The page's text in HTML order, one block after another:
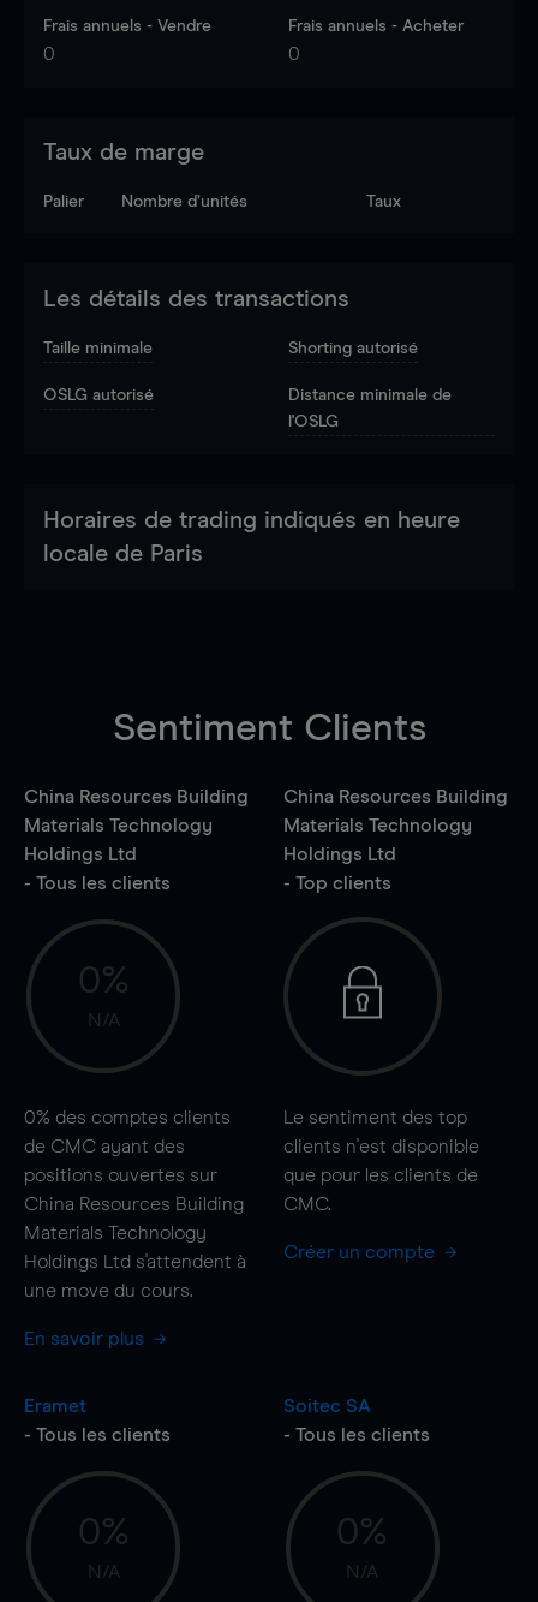
Frais annuels - Vendre
0
Frais annuels - Acheter
0
Taux de marge
Palier Nombre d’unités Taux
Les détails des transactions
Taille minimale Shorting autorisé
OSLG autorisé
Distance minimale de
l'OSLG
Horaires de trading indiqués en heure
locale de Paris
Sentiment Clients
China Resources Building
Materials Technology
Holdings Ltd
- Tous les clients
0%
N/A
0% des comptes clients
de CMC ayant des
positions ouvertes sur
China Resources Building
Materials Technology
Holdings Ltd s'attendent à
une move du cours.
En savoir plus
China Resources Building
Materials Technology
Holdings Ltd
- Top clients
Le sentiment des top
clients n'est disponible
que pour les clients de
CMC.
Créer un compte
Eramet
- Tous les clients
0%
N/A
Soitec SA
- Tous les clients
0%
N/A